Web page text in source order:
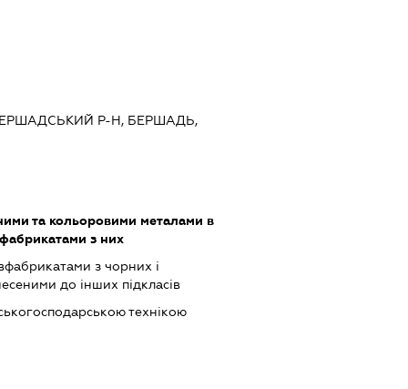
Р-Н, БЕРШАДЬ,
та кольоровими металами в
з них
з чорних і
до інших підкласів
технікою